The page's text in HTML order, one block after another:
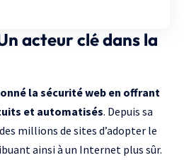
acteur clé dans la
la sécurité web en offrant
et automatisés. Depuis sa
millions de sites d’adopter le
ainsi à un Internet plus sûr.